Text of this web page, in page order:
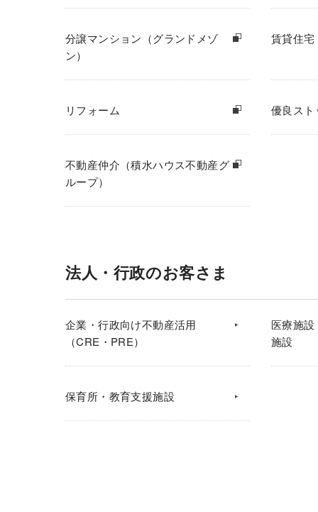
分譲マンション（グランドメゾ
ン）
賃貸住
リフォーム 優良ス
不動産仲介（積水ハウス不動産グ
ループ）
法人・行政のお客さま
企業・行政向け不動産活用
（CRE・PRE）
医療施
施設
保育所・教育支援施設